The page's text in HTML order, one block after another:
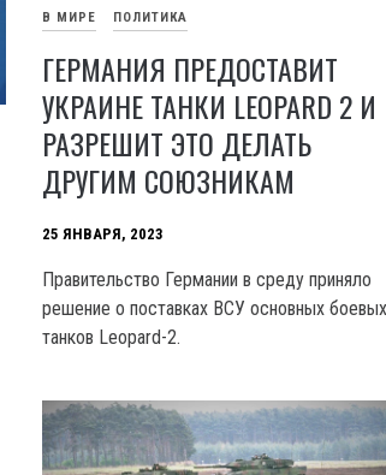
В МИРЕ ПОЛИТИКА
ГЕРМАНИЯ ПРЕДОСТАВИТ
УКРАИНЕ ТАНКИ LEOPARD 2 И
РАЗРЕШИТ ЭТО ДЕЛАТЬ
ДРУГИМ СОЮЗНИКАМ
25 ЯНВАРЯ, 2023
Правительство Германии в среду приняло
решение о поставках ВСУ основных боевых
танков Leopard-2.